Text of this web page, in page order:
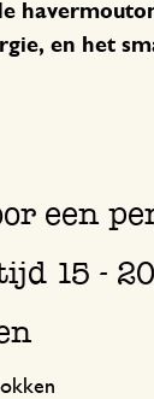
en het
een
15 -